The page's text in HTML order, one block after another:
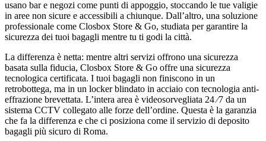
usano bar e negozi come punti di appoggio, stoccando le tue valigie
in aree non sicure e accessibili a chiunque. Dall’altro, una soluzione
professionale come Closbox Store & Go, studiata per garantire la
sicurezza dei tuoi bagagli mentre tu ti godi la città.
La differenza è netta: mentre altri servizi offrono una sicurezza
basata sulla fiducia, Closbox Store & Go offre una sicurezza
tecnologica certificata. I tuoi bagagli non finiscono in un
retrobottega, ma in un locker blindato in acciaio con tecnologia anti-
effrazione brevettata. L’intera area è videosorvegliata 24 ⁄7 da un
sistema CCTV collegato alle forze dell’ordine. Questa è la garanzia
che fa la differenza e che ci posiziona come il servizio di deposito
bagagli più sicuro di Roma.